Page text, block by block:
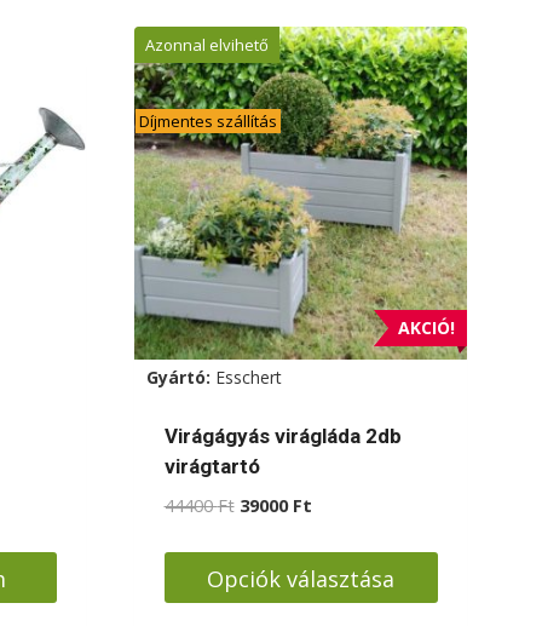
AKCIÓ!
Azonnal elvihető
Díjmentes szállítás
Gyártó: Esschert
Virágágyás virágláda 2db
virágtartó
44400Ft Original
was:
44400 Ft.
39000 FtCurrent
is:
39000 Ft.
Opciók választása